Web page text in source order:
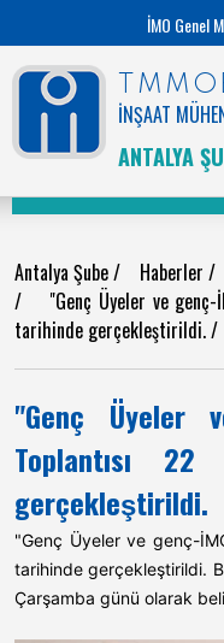
İMO Genel
İNŞAAT
ANTALYA
Antalya Şube/ Haberler/
/ "Genç Üyeler ve
tarihinde gerçekleştirildi./
"Genç Üyeler
Toplantısı
gerçekleştirildi.
"Genç Üyeler ve genç-
tarihinde gerçekleştirildi.
Çarşamba günü olarak